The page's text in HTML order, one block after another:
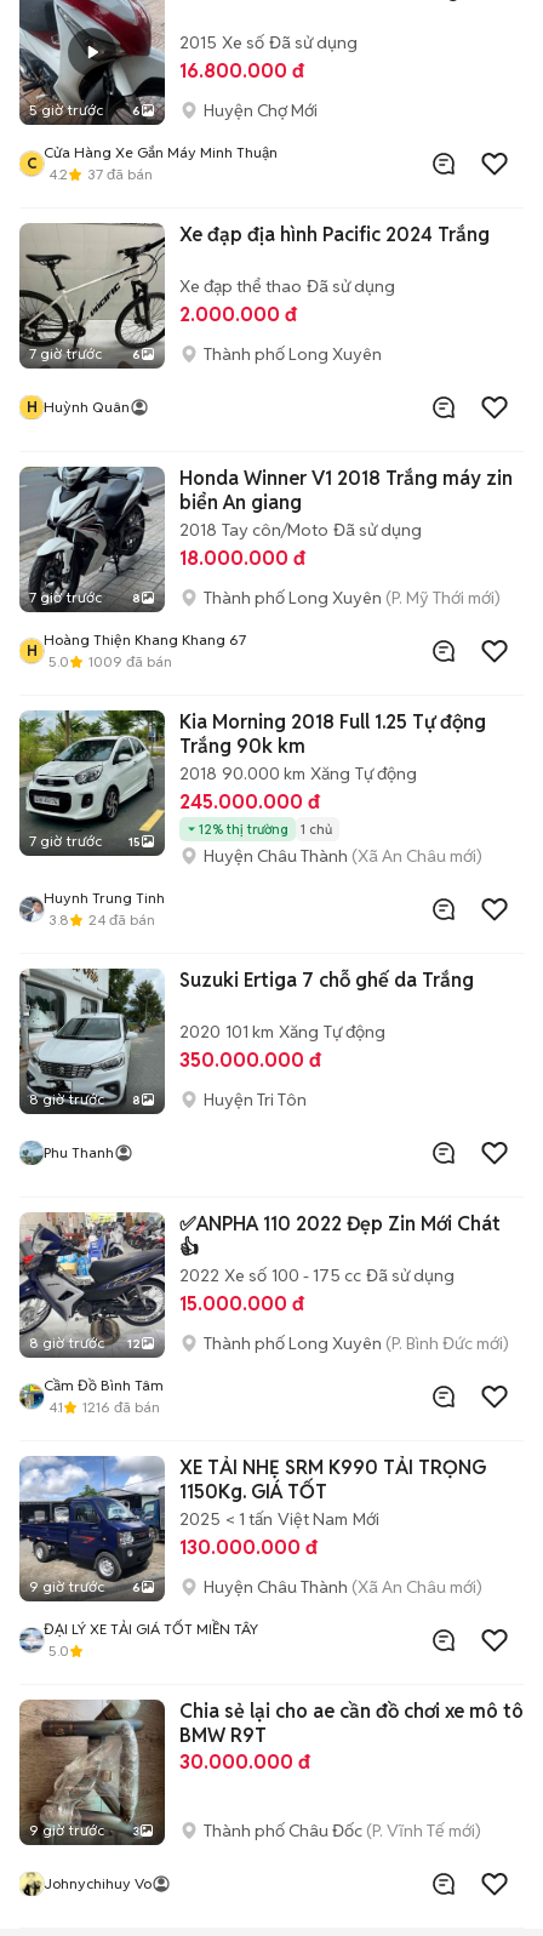
5 giờ trước 6
2015 Xe số Đã sử dụng
16.800.000 đ
Huyện Chợ Mới
C
Cửa Hàng Xe Gắn Máy Minh Thuận
4.2
37 đã bán
7 giờ trước 6
Xe đạp địa hình Pacific 2024 Trắng
Xe đạp thể thao Đã sử dụng
2.000.000 đ
Thành phố Long Xuyên
H Huỳnh Quân
7 giờ trước 8
Honda Winner V1 2018 Trắng máy zin
biển An giang
2018 Tay côn/Moto Đã sử dụng
18.000.000 đ
Thành phố Long Xuyên (P. Mỹ Thới mới)
H
Hoàng Thiện Khang Khang 67
5.0
1009 đã bán
7 giờ trước 15
Kia Morning 2018 Full 1.25 Tự động
Trắng 90k km
2018 90.000 km Xăng Tự động
245.000.000 đ
12% thị trường 1 chủ
Huyện Châu Thành (Xã An Châu mới)
Huynh Trung Tinh
3.8
24 đã bán
8 giờ trước 8
Suzuki Ertiga 7 chỗ ghế da Trắng
2020 101 km Xăng Tự động
350.000.000 đ
Huyện Tri Tôn
Phu Thanh
8 giờ trước 12
✅ANPHA 110 2022 Đẹp Zin Mới Chát
👍
2022 Xe số 100 - 175 cc Đã sử dụng
15.000.000 đ
Thành phố Long Xuyên (P. Bình Đức mới)
Cầm Đồ Bình Tâm
4.1
1216 đã bán
9 giờ trước 6
XE TẢI NHẸ SRM K990 TẢI TRỌNG
1150Kg. GIÁ TỐT
2025 < 1 tấn Việt Nam Mới
130.000.000 đ
Huyện Châu Thành (Xã An Châu mới)
ĐẠI LÝ XE TẢI GIÁ TỐT MIỀN TÂY
5.0
9 giờ trước 3
Chia sẻ lại cho ae cần đồ chơi xe mô tô
BMW R9T
30.000.000 đ
Thành phố Châu Đốc (P. Vĩnh Tế mới)
Johnychihuy Vo